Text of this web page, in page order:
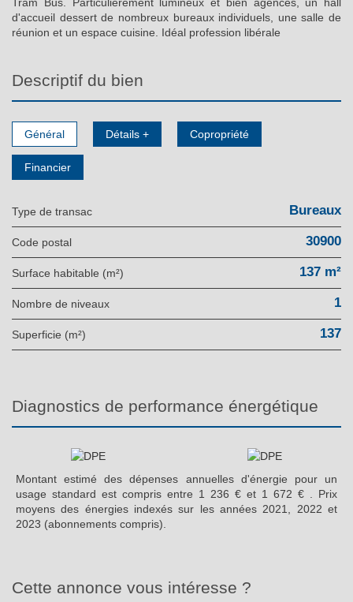
d'accueil dessert de nombreux bureaux individuels, une salle de
réunion et un espace cuisine. Idéal profession libérale
descriptif du bien
Général Détails + Copropriété
Financier
Type de transac Bureaux
Code postal 30900
Surface habitable (m²) 137 m²
Nombre de niveaux 1
Superficie (m²) 137
diagnostics de performance énergétique
Montant estimé des dépenses annuelles d'énergie pour un
usage standard est compris entre 1 236 € et 1 672 € . Prix
moyens des énergies indexés sur les années 2021, 2022 et
2023 (abonnements compris).
cette annonce vous intéresse ?